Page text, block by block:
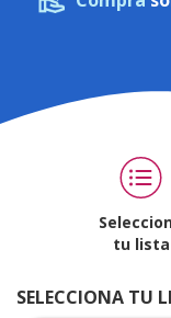
tu lista
SELECCIONA TU